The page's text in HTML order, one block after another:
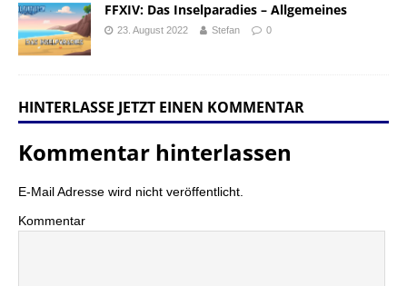
FFXIV: Das Inselparadies – Allgemeines
23. August 2022 Stefan 0
HINTERLASSE JETZT EINEN KOMMENTAR
Kommentar hinterlassen
E-Mail Adresse wird nicht veröffentlicht.
Kommentar